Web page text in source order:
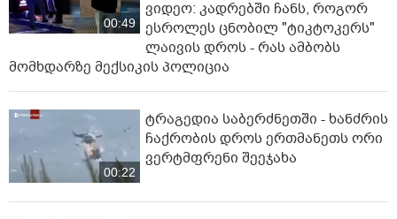
00:49
ვიდეო: კადრებში ჩანს, როგორ
ესროლეს ცნობილ "ტიკტოკერს"
ლაივის დროს - რას ამბობს
მომხდარზე მექსიკის პოლიცია
00:22
ტრაგედია საბერძნეთში - ხანძრის
ჩაქრობის დროს ერთმანეთს ორი
ვერტმფრენი შეეჯახა